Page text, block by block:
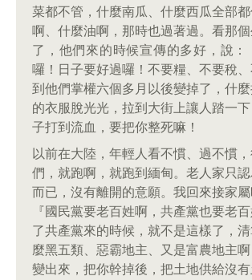
菜都不管，什麼南瓜、什麼西瓜全部
啊、什麼油啊，那時也過著過。看那
了，他們來的時候宣傳的多好，說：
囉！日子要好過囉！不要糧、不要稅
到他們掌權六個多月以後變掉了，什
的衣服脫光光，拉到大街上讓人踏一
子打到流血，要把你整死嘛！
以前在大陸，年輕人看不慣、過不慣
們，就跑啊，就跑到緬甸。老人家只
而已，沒有離開的意願。我回來接家屬
『國民黨要老百姓啊，共產黨也要老
了共產黨來的時候，就不是這樣了，
麼黑五類、惡霸地主、又是富農地主
變出來，把你幹掉後，把土地供給沒